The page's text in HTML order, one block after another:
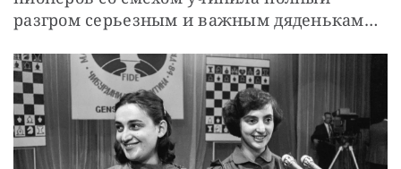
разгром серьезным и важным дяденькам…